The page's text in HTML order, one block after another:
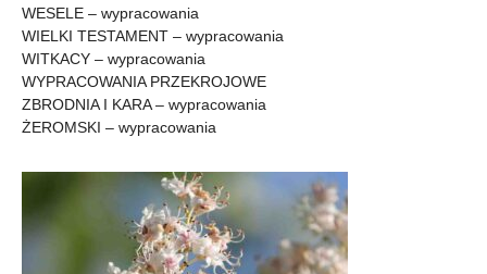
WESELE – wypracowania
WIELKI TESTAMENT – wypracowania
WITKACY – wypracowania
WYPRACOWANIA PRZEKROJOWE
ZBRODNIA I KARA – wypracowania
ŻEROMSKI – wypracowania